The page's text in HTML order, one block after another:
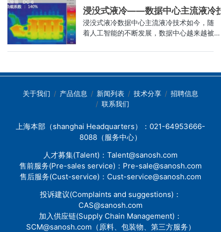
型，效率更高；②型材焊接的焊缝质量问
题，一体化压铸可较好的解决。③从生产成
本的角度，无需投资多种铝型材的设备，一
体压铸仅需一台压铸设备，整体工艺生产流
2020年9月，特斯拉于电池日上宣布ModelY
将采用一体化压铸后地板总成，可减少下车
体总成重量30%，降低40%制造成本，且车
身生产工艺流程大幅简化，制造时间由传统
至一体化压铸的2-3分钟。2021年5月，特斯
拉前舱一体化总成铸件试验也已披露下线，
主要构成包括左右车轮罩、溃缩吸能区、横
梁、以及与车身连接的端面和与前碰撞梁或
车前端连接的结构端面，整体重量约为
130kg。当前，特斯拉正在探索一体化压铸
的进一步集成，将整个车辆的结构构成大大
简化为四个部分：①前舱一体式压铸总成
+②乘员舱结构压铸总成+③一体化电池结
构压铸总成+④后底板一体化压铸总成。
0.5C与1C的储能电池在热失控下进入危险爆
发期的速度更快，储能热管理的换热效率需
要进一步提高。充放电倍率为1C的电池热失
案具有比风冷更高的换热效率，由于液体的
源，冷却效率更高，在相同功耗下液冷电池
包的最高温度比风冷低3-5℃。同时液冷方案
约50%以上。相同功耗下液冷电池包的最高
温度比风冷低3-5℃电化学储能、新能源汽
电化学储能温控核心在于提升使用寿命与安
全性，对于温控设备空间限制较为宽松。电
化学储能常见场景在室外，更强调温控设备
的使用寿命、稳定性以及温控方案的运维成
本，对设备的体积、重量等要求相对宽松。
目前风冷方案占比更大，随着新能源电站、
离网储能向更大电池容量、更高系统功率密
浸没式液冷——数据中心主流液冷
浸没式液冷数据中心主流液冷技术如今，随
着人工智能的不断发展，数据中心越来越被
备，这些设备的持续运行将产生大量热量，
运行，降温散热是必不可少的。当前液冷技
行业中逐渐成熟。数据中心的基础设施分为
风冷技术和液冷技术两种，风冷技术使用空
实现散热的冷却方式；而液冷技术则是以液
体作为冷媒的冷却方式，利用液体将数据中
外，从而冷却IT设备。针对不同的应用场
景，液冷技术相对于风冷技术存在以下优劣
势：散热效率方面：液冷技术的散热效率比
备外。适应恶劣环境：相比风冷散热，液冷
散热技术可以适应多粉尘等恶劣场景，有效
避免充电模块故障率高和噪音大的问题。噪
音方面:相比风冷散热，液冷散热技术由于没
关于我们 产品信息 新闻列表 技术分享
招聘信息
联系我们
上海本部（shanghai Headquarters）：021-64953666-
8088（服务中心）
人才募集(Talent)： Talent@sanosh.com
售前服务(Pre-sales service)： Pre-sale@sanosh.com
售后服务(Cust-service)： Cust-service@sanosh.com
投诉建议(Complaints and suggestions)：
CAS@sanosh.com
加入供应链(Supply Chain Management)：
SCM@sanosh.com （原料、包装物、第三方服务）